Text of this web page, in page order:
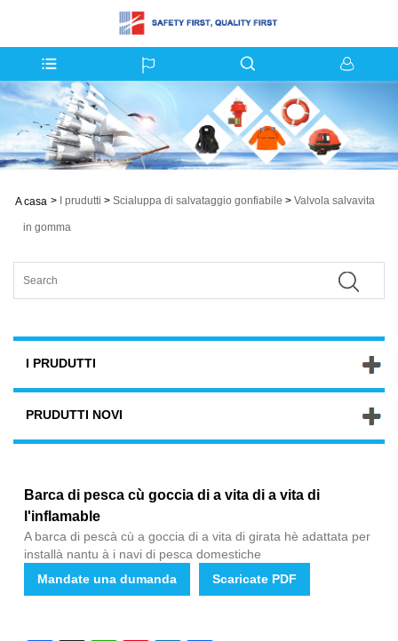
A casa > I prudutti > Scialuppa di salvataggio gonfiabile > Valvola salvavita
in gomma
I PRUDUTTI
PRUDUTTI NOVI
Barca di pesca cù goccia di a vita di a vita di
l'inflamable
A barca di pescà cù a goccia di a vita di girata hè adattata per
installà nantu à i navi di pesca domestiche
Mandate una dumanda
Scaricate PDF